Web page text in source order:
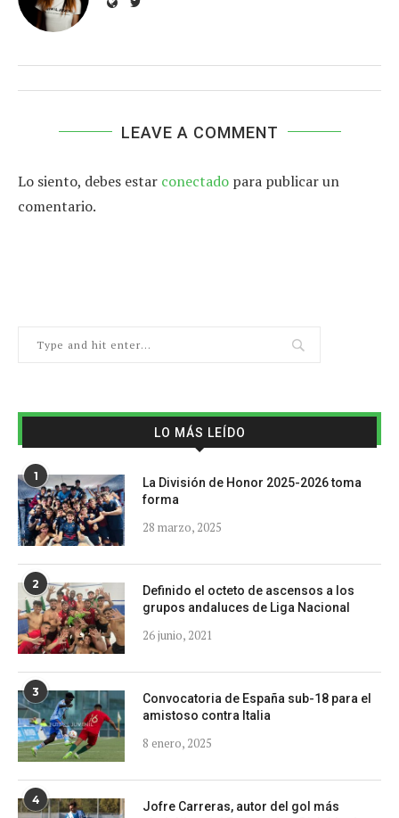
LEAVE A COMMENT
Lo siento, debes estar conectado para publicar un
comentario.
LO MÁS LEÍDO
1
La División de Honor 2025-2026 toma
forma
28 marzo, 2025
2
Definido el octeto de ascensos a los
grupos andaluces de Liga Nacional
26 junio, 2021
3
Convocatoria de España sub-18 para el
amistoso contra Italia
8 enero, 2025
4
Jofre Carreras, autor del gol más